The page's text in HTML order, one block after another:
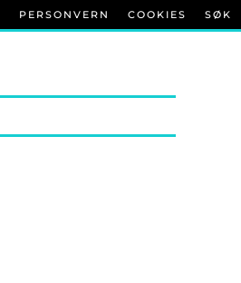
PERSONVERN COOKIES SØK